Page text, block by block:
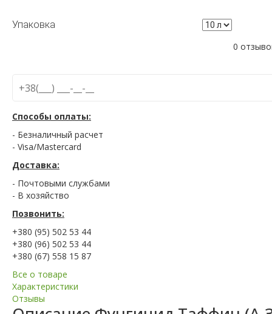
Упаковка
0
Способы оплаты:
- Безналичный расчет
- Visa/Mastercard
Доставка:
- Почтовыми службами
- В хозяйство
Позвонить:
+380 (95) 502 53 44
+380 (96) 502 53 44
+380 (67) 558 15 87
Все о товаре
Характеристики
Отзывы